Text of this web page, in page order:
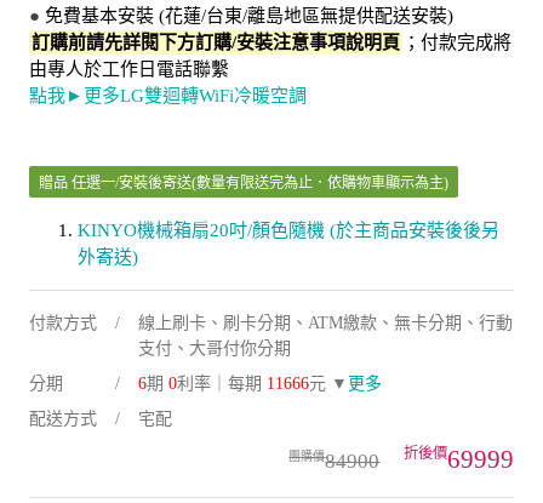
● 免費基本安裝 (花蓮/台東/離島地區無提供配送安裝)
訂購前請先詳閱下方訂購/安裝注意事項說明頁 ；付款完成將
由專人於工作日電話聯繫
點我►更多LG雙迴轉WiFi冷暖空調
贈品 任選一/安裝後寄送(數量有限送完為止．依購物車顯示為主)
KINYO機械箱扇20吋/顏色隨機 (於主商品安裝後後另
外寄送)
付款方式
線上刷卡、刷卡分期、ATM繳款、無卡分期、行動
支付、大哥付你分期
分期
6期 0利率｜每期 11666元 ▼ 更多
配送方式
宅配
84900 69999